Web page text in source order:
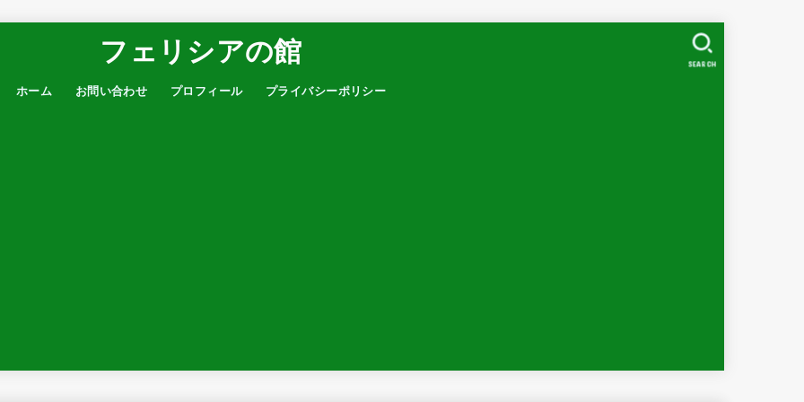
フェリシアの館
ホーム お問い合わせ プロフィール プライバシーポリシー
SEARCH